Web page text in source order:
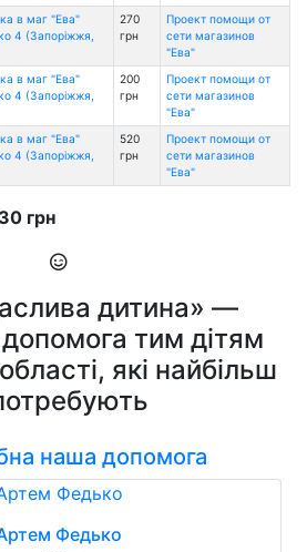
в маг "Ева"
4 (Запоріжжя,
270
грн
Проект помощи от
сети магазинов
"Ева"
в маг "Ева"
4 (Запоріжжя,
200
грн
Проект помощи от
сети магазинов
"Ева"
в маг "Ева"
4 (Запоріжжя,
520
грн
Проект помощи от
сети магазинов
"Ева"
грн
дитина» —
тим дітям
які найбільш
наша допомога
Федько